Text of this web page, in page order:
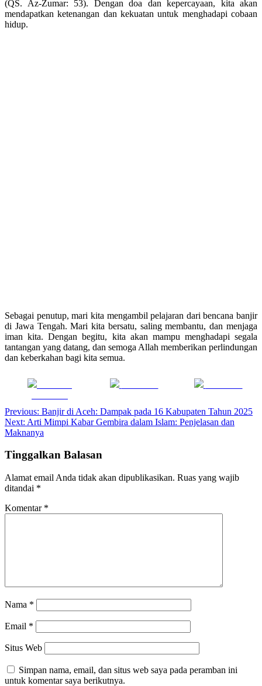
(QS. Az-Zumar: 53). Dengan doa dan kepercayaan, kita akan
mendapatkan ketenangan dan kekuatan untuk menghadapi cobaan
hidup.
Sebagai penutup, mari kita mengambil pelajaran dari bencana banjir
di Jawa Tengah. Mari kita bersatu, saling membantu, dan menjaga
iman kita. Dengan begitu, kita akan mampu menghadapi segala
tantangan yang datang, dan semoga Allah memberikan perlindungan
dan keberkahan bagi kita semua.
Navigasi
pos
Previous: Banjir di Aceh: Dampak pada 16 Kabupaten Tahun 2025
Next: Arti Mimpi Kabar Gembira dalam Islam: Penjelasan dan
Maknanya
Tinggalkan Balasan
Alamat email Anda tidak akan dipublikasikan. Ruas yang wajib
ditandai *
Komentar *
Nama *
Email *
Situs Web
Simpan nama, email, dan situs web saya pada peramban ini
untuk komentar saya berikutnya.